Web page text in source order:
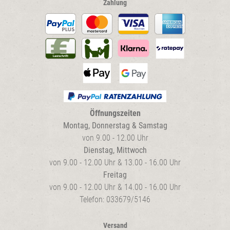
Zahlung
Öffnungszeiten
Montag, Donnerstag & Samstag
von 9.00 - 12.00 Uhr
Dienstag, Mittwoch
von 9.00 - 12.00 Uhr & 13.00 - 16.00 Uhr
Freitag
von 9.00 - 12.00 Uhr & 14.00 - 16.00 Uhr
Telefon: 033679/5146
Versand